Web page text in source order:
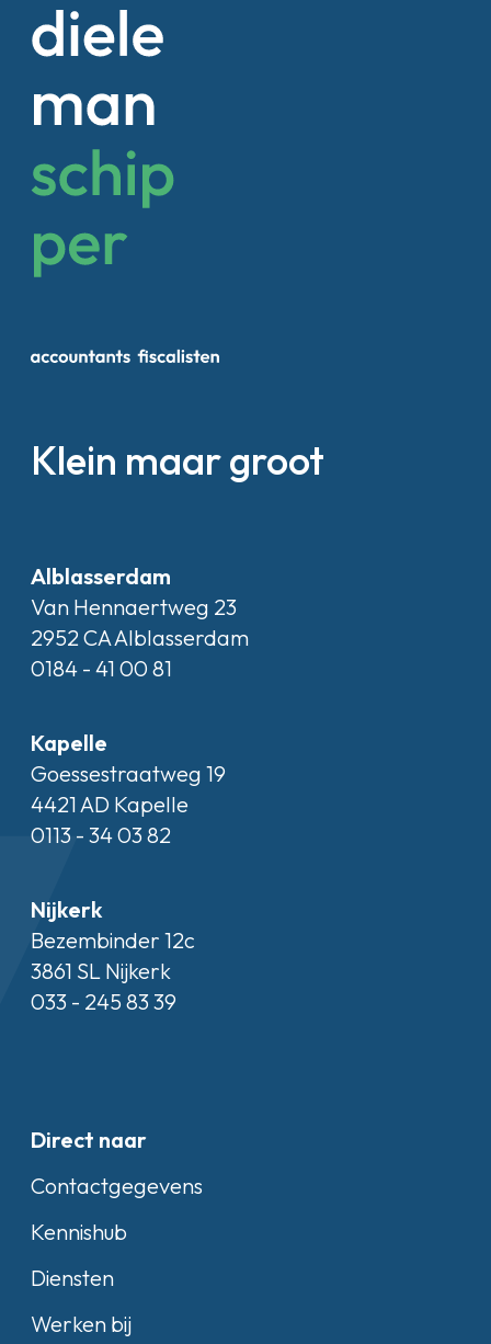
Klein maar groot
Alblasserdam
Van Hennaertweg 23
2952 CA Alblasserdam
0184 - 41 00 81
Kapelle
Goessestraatweg 19
4421 AD Kapelle
0113 - 34 03 82
Nijkerk
Bezembinder 12c
3861 SL Nijkerk
033 - 245 83 39
Direct naar
Contactgegevens
Kennishub
Diensten
Werken bij